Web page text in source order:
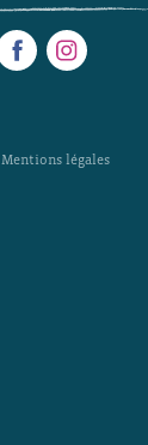
Mentions légales